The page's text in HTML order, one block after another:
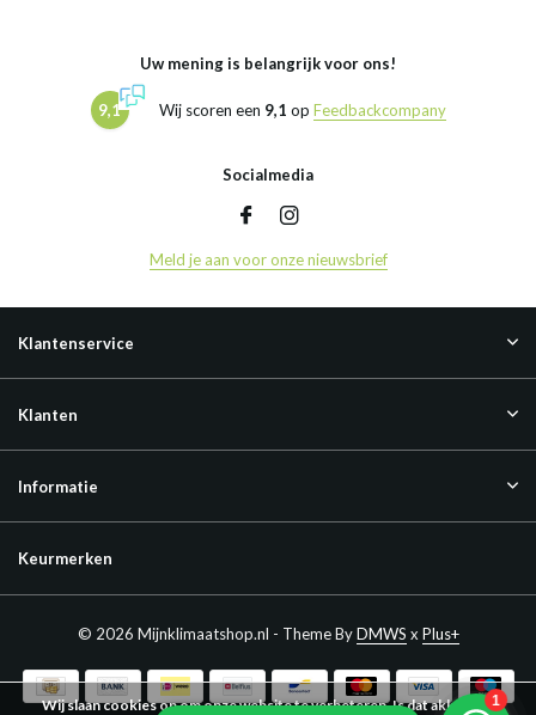
Uw mening is belangrijk voor ons!
9,1 Wij scoren een 9,1 op Feedbackcompany
Socialmedia
Meld je aan voor onze nieuwsbrief
Klantenservice
Klanten
Informatie
Keurmerken
© 2026 Mijnklimaatshop.nl - Theme ByDMWS x Plus+
Wij slaan cookies op om onze website te verbeteren. Is dat akkoord?